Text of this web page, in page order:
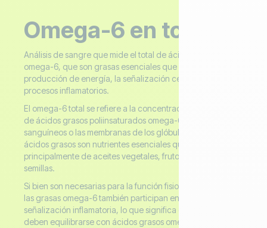
Omega-6 en total
Análisis de sangre que mide el total de ácidos grasos
omega-6, que son grasas esenciales que intervienen en la
producción de energía, la señalización celular y los
procesos inflamatorios.
El omega-6 total se refiere a la concentración combinada
de ácidos grasos poliinsaturados omega-6 en los lípidos
sanguíneos o las membranas de los glóbulos rojos. Estos
ácidos grasos son nutrientes esenciales que se obtienen
principalmente de aceites vegetales, frutos secos y
semillas.
Si bien son necesarias para la función fisiológica normal,
las grasas omega-6 también participan en las vías de
señalización inflamatoria, lo que significa que sus niveles
deben equilibrarse con ácidos grasos omega-3 para una